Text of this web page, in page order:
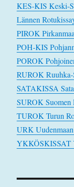
KES-KIS Keski-
Lännen
PIROK
POH-KIS
POROK
RUROK
SATAKISSA
SUROK Suomen
TUROK Turun
URK
YKKÖSKISSAT